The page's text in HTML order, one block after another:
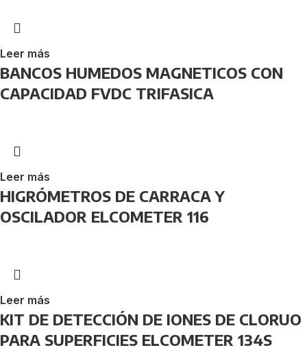
Leer más
BANCOS HUMEDOS MAGNETICOS CON
CAPACIDAD FVDC TRIFASICA
Leer más
HIGRÓMETROS DE CARRACA Y
OSCILADOR ELCOMETER 116
Leer más
KIT DE DETECCIÓN DE IONES DE CLORUO
PARA SUPERFICIES ELCOMETER 134S